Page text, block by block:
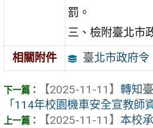
罰。
三、檢附臺北市
相關附件
臺北市政府令
【2025-11-11】 轉知
「114年校園機車安全宣教師
【2025-11-11】 本校